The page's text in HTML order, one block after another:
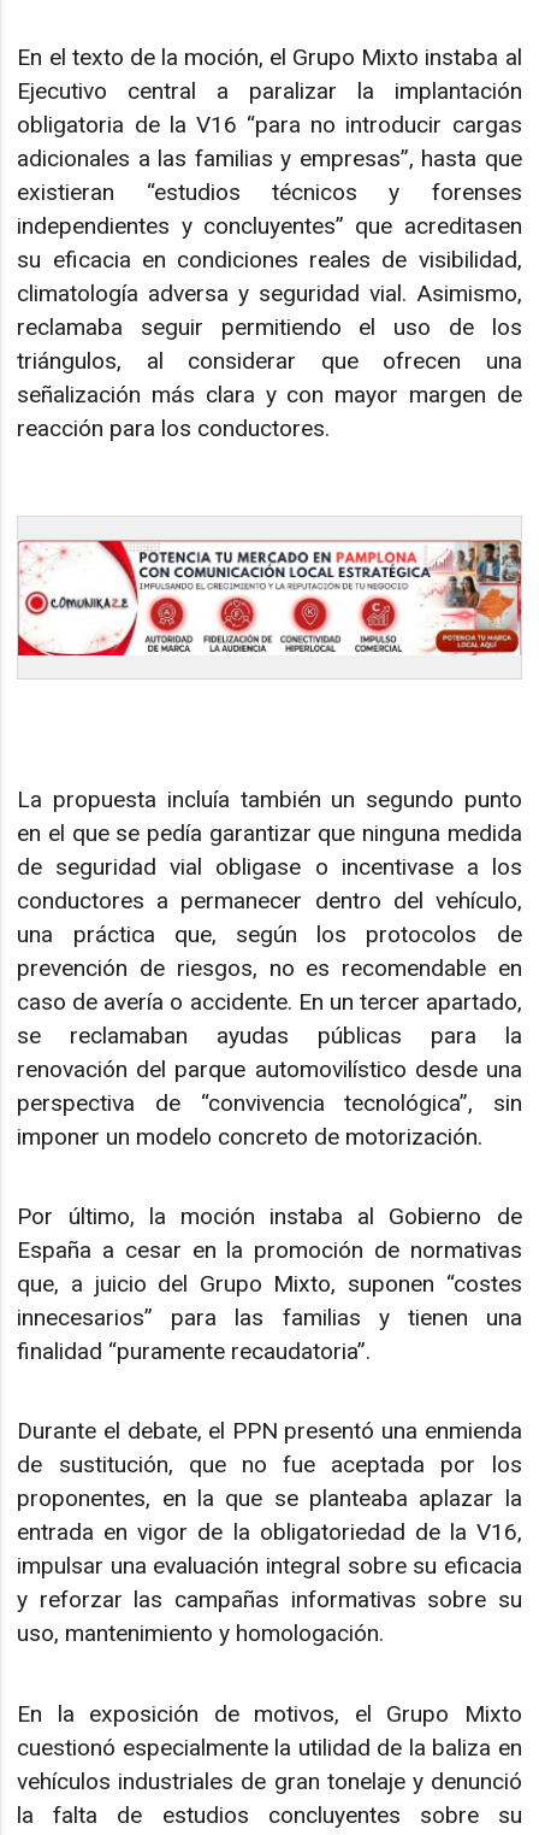
En el texto de la moción, el Grupo Mixto instaba al
Ejecutivo central a paralizar la implantación
obligatoria de la V16 “para no introducir cargas
adicionales a las familias y empresas”, hasta que
existieran “estudios técnicos y forenses
independientes y concluyentes” que acreditasen
su eficacia en condiciones reales de visibilidad,
climatología adversa y seguridad vial. Asimismo,
reclamaba seguir permitiendo el uso de los
triángulos, al considerar que ofrecen una
señalización más clara y con mayor margen de
reacción para los conductores.
La propuesta incluía también un segundo punto
en el que se pedía garantizar que ninguna medida
de seguridad vial obligase o incentivase a los
conductores a permanecer dentro del vehículo,
una práctica que, según los protocolos de
prevención de riesgos, no es recomendable en
caso de avería o accidente. En un tercer apartado,
se reclamaban ayudas públicas para la
renovación del parque automovilístico desde una
perspectiva de “convivencia tecnológica”, sin
imponer un modelo concreto de motorización.
Por último, la moción instaba al Gobierno de
España a cesar en la promoción de normativas
que, a juicio del Grupo Mixto, suponen “costes
innecesarios” para las familias y tienen una
finalidad “puramente recaudatoria”.
Durante el debate, el PPN presentó una enmienda
de sustitución, que no fue aceptada por los
proponentes, en la que se planteaba aplazar la
entrada en vigor de la obligatoriedad de la V16,
impulsar una evaluación integral sobre su eficacia
y reforzar las campañas informativas sobre su
uso, mantenimiento y homologación.
En la exposición de motivos, el Grupo Mixto
cuestionó especialmente la utilidad de la baliza en
vehículos industriales de gran tonelaje y denunció
la falta de estudios concluyentes sobre su